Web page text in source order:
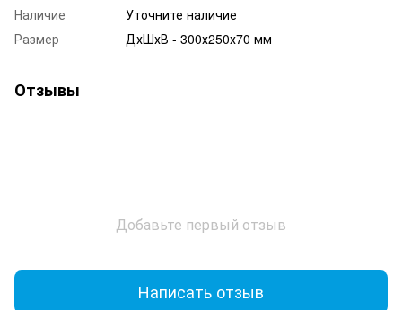
Наличие
Уточните наличие
Размер
ДхШхВ - 300х250х70 мм
Отзывы
Добавьте первый отзыв
Написать отзыв